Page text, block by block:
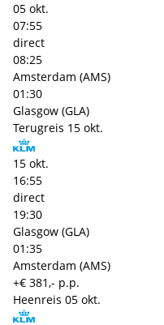
05 okt.
07:55
direct
08:25
Amsterdam (AMS)
01:30
Glasgow (GLA)
Terugreis 15 okt.
15 okt.
16:55
direct
19:30
Glasgow (GLA)
01:35
Amsterdam (AMS)
+€ 381,- p.p.
Heenreis 05 okt.